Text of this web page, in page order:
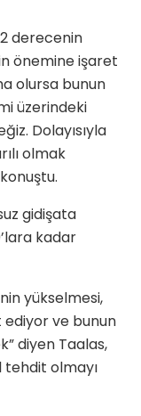
2 derecenin
önemine işaret
olursa bunun
üzerindeki
Dolayısıyla
olmak
gidişata
kadar
yükselmesi,
ve bunun
diyen Taalas,
tehdit olmayı